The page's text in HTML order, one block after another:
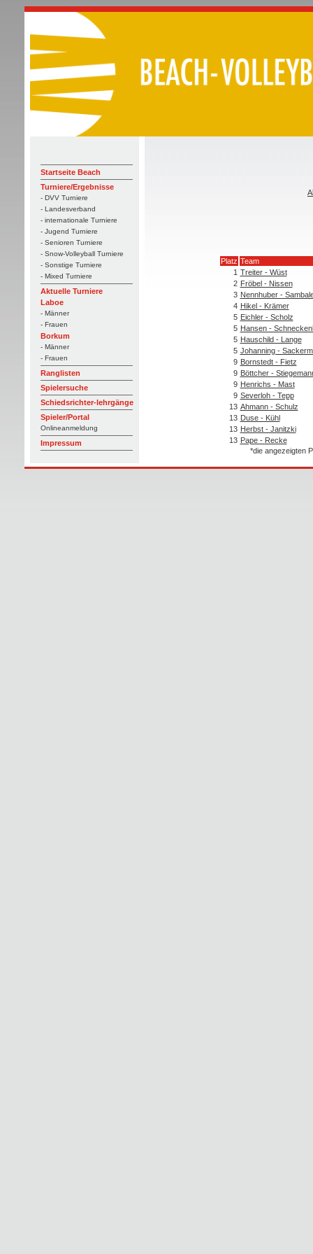
Startseite Beach
Turniere/Ergebnisse
- DVV Turniere
- Landesverband
- internationale Turniere
- Jugend Turniere
- Senioren Turniere
- Snow-Volleyball Turniere
- Sonstige Turniere
- Mixed Turniere
Aktuelle Turniere
Laboe
- Männer
- Frauen
Borkum
- Männer
- Frauen
Ranglisten
Spielersuche
Schiedsrichter-lehrgänge
Spieler/Portal
Onlineanmeldung
Impressum
Platz Team
1 Treiter - Wüst
2 Fröbel - Nissen
3 Nennhuber -
4 Hikel - Krämer
5 Eichler - Scholz
5 Hansen -
5 Hauschild - Lange
5 Johanning -
9 Bornstedt - Fietz
9 Böttcher -
9 Henrichs - Mast
9 Severloh - Tepp
13 Ahmann - Schulz
13 Duse - Kühl
13 Herbst - Janitzki
13 Pape - Recke
*die angezeigten